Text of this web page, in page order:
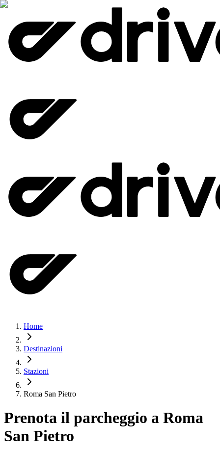
Home
Destinazioni
Stazioni
Roma San Pietro
Prenota il parcheggio a Roma
San Pietro